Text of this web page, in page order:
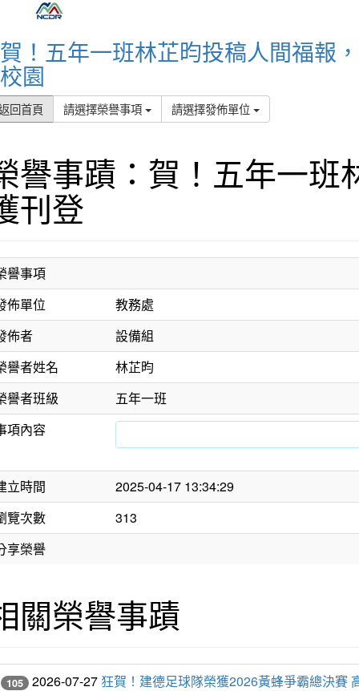
賀！五年一班林芷昀投稿人間福報
校園
回首頁 請選擇榮譽事項 請選擇發佈單位
譽事蹟：賀！五年一班
刊登
譽事項
佈單位
教務處
佈者
設備組
譽者姓名
林芷昀
譽者班級
五年一班
項內容
立時間
2025-04-17 13:34:29
覽次數
313
享榮譽
關榮譽事蹟
105 2026-07-27 狂賀！建德足球隊榮獲2026黃蜂爭霸總決賽